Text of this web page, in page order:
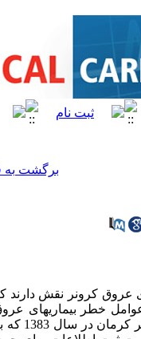
برگشت به
عروق کرونر نقش دارند
خطر بیماری­های
کرونر در شهر کرمان انجام شد. ­روش­ها: ­ این پژوهش مقطعی روی 400 نفر از جمعیت